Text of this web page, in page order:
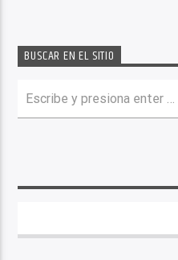
BUSCAR EN EL SITIO